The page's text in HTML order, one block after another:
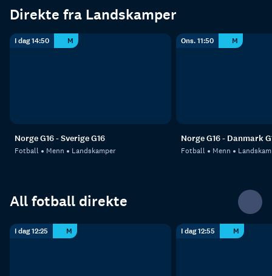
Direkte fra Landskamper
I dag 14:50 M
Norge G16 - Sverige G16
Fotball Menn Landskamper
Ons. 11:50 M
Norge G16 - Danmark
Fotball Menn
All fotball direkte
I dag 12:25 M I dag 12:55 M